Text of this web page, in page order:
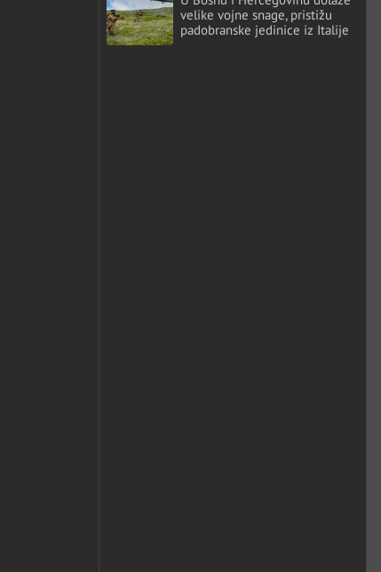
velike vojne snage, pristižu
padobranske jedinice iz Italije